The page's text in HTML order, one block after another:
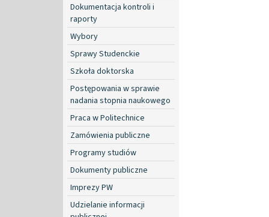
Dokumentacja kontroli i
raporty
Wybory
Sprawy Studenckie
Szkoła doktorska
Postępowania w sprawie
nadania stopnia naukowego
Praca w Politechnice
Zamówienia publiczne
Programy studiów
Dokumenty publiczne
Imprezy PW
Udzielanie informacji